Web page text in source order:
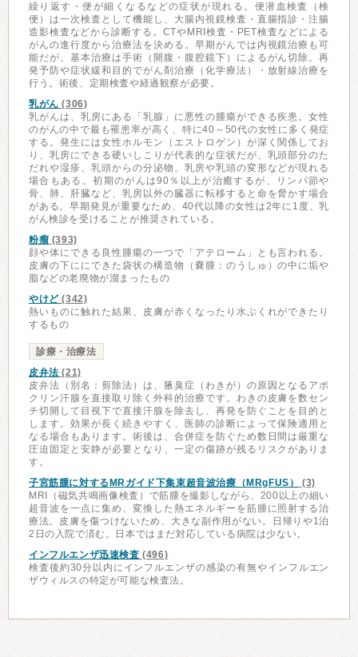
繰り返す・便が細くなるなどの症状が現れる。便潜血検査（検
便）は一次検査として機能し、大腸内視鏡検査・直腸指診・注腸
造影検査などから診断する。CTやMRI検査・PET検査などによる
がんの進行度から治療法を決める。早期がんでは内視鏡治療も可
能だが、基本治療は手術（開腹・腹腔鏡下）によるがん切除。再
発予防や症状緩和目的でがん剤治療（化学療法）・放射線治療を
行う。術後、定期検査や経過観察が必要。
乳がん (306)
乳がんは、乳房にある「乳腺」に悪性の腫瘍ができる疾患。女性
のがんの中で最も罹患率が高く、特に40～50代の女性に多く発症
する。発生には女性ホルモン（エストロゲン）が深く関係してお
り、乳房にできる硬いしこりが代表的な症状だが、乳頭部分のた
だれや湿疹、乳頭からの分泌物、乳房や乳頭の変形などが現れる
場合もある。初期のがんは90％以上が治癒するが、リンパ節や
骨、肺、肝臓など、乳房以外の臓器に転移すると命を脅かす場合
がある。早期発見が重要なため、40代以降の女性は2年に1度、乳
がん検診を受けることが推奨されている。
粉瘤 (393)
顔や体にできる良性腫瘍の一つで「アテローム」とも言われる。
皮膚の下ににできた袋状の構造物（嚢腫：のうしゅ）の中に垢や
脂などの老廃物が溜まったもの
やけど(342)
熱いものに触れた結果、皮膚が赤くなったり水ぶくれができたり
するもの
診療・治療法
皮弁法 (21)
皮弁法（別名：剪除法）は、腋臭症（わきが）の原因となるアポ
クリン汗腺を直接取り除く外科的治療です。わきの皮膚を数セン
チ切開して目視下で直接汗腺を除去し、再発を防ぐことを目的と
します。効果が長く続きやすく、医師の診断によって保険適用と
なる場合もあります。術後は、合併症を防ぐため数日間は厳重な
圧迫固定と安静が必要となり、一定の傷跡が残るリスクがありま
す。
子宮筋腫に対するMRガイド下集束超音波治療（MRgFUS）
(3)
MRI（磁気共鳴画像検査）で筋腫を撮影しながら、200以上の細い
超音波を一点に集め、変換した熱エネルギーを筋腫に照射する治
療法。皮膚を傷つけないため、大きな副作用がない。日帰りや1泊
2日の入院で済む。日本ではまだ対応している病院は少ない。
インフルエンザ迅速検査 (496)
検査後約30分以内にインフルエンザの感染の有無やインフルエン
ザウィルスの特定が可能な検査法。